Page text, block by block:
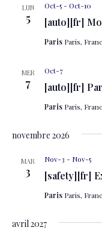
LUN
5 [auto][fr]
Oct-5-Oct-10
Paris Paris,
MER
7 [auto][fr]
Oct-7
Paris Paris,
novembre 2026
MAR
3 [safety][fr]
Nov-3 - Nov-5
Paris Paris,
avril 2027